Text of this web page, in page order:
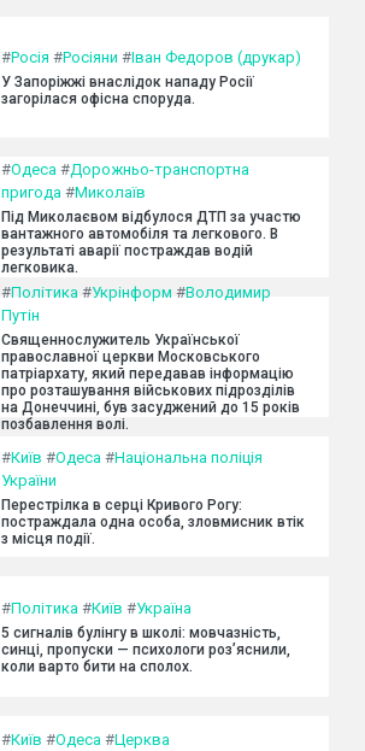
#Росія #Росіяни #Іван Федоров (друкар)
У Запоріжжі внаслідок нападу Росії
загорілася офісна споруда.
#Одеса #Дорожньо-транспортна
пригода #Миколаїв
Під Миколаєвом відбулося ДТП за участю
вантажного автомобіля та легкового. В
результаті аварії постраждав водій
легковика.
#Політика #Укрінформ #Володимир
Путін
Священнослужитель Української
православної церкви Московського
патріархату, який передавав інформацію
про розташування військових підрозділів
на Донеччині, був засуджений до 15 років
позбавлення волі.
#Київ #Одеса #Національна поліція
України
Перестрілка в серці Кривого Рогу:
постраждала одна особа, зловмисник втік
з місця події.
#Політика #Київ #Україна
5 сигналів булінгу в школі: мовчазність,
синці, пропуски — психологи роз’яснили,
коли варто бити на сполох.
#Київ #Одеса #Церква